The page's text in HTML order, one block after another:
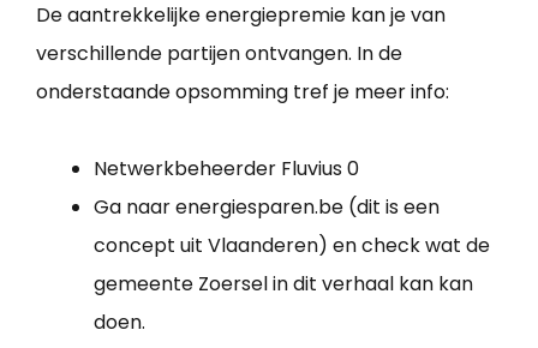
De aantrekkelijke energiepremie kan je van
verschillende partijen ontvangen. In de
onderstaande opsomming tref je meer info:
Netwerkbeheerder Fluvius 0
Ga naar energiesparen.be (dit is een
concept uit Vlaanderen) en check wat de
gemeente Zoersel in dit verhaal kan kan
doen.